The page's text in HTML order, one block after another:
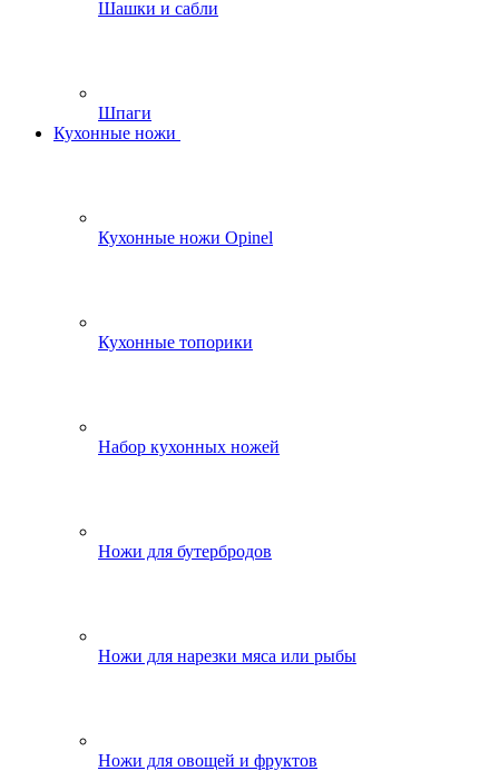
Шашки и сабли
Шпаги
Кухонные ножи
Кухонные ножи Opinel
Кухонные топорики
Набор кухонных ножей
Ножи для бутербродов
Ножи для нарезки мяса или рыбы
Ножи для овощей и фруктов